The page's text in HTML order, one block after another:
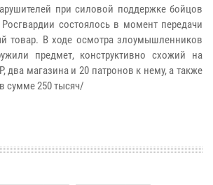
при силовой поддержке бойцов
состоялось в момент передачи
товар. В ходе осмотра злоумышленников
предмет, конструктивно схожий на
два магазина и 20 патронов к нему, а также
сумме 250 тысяч/